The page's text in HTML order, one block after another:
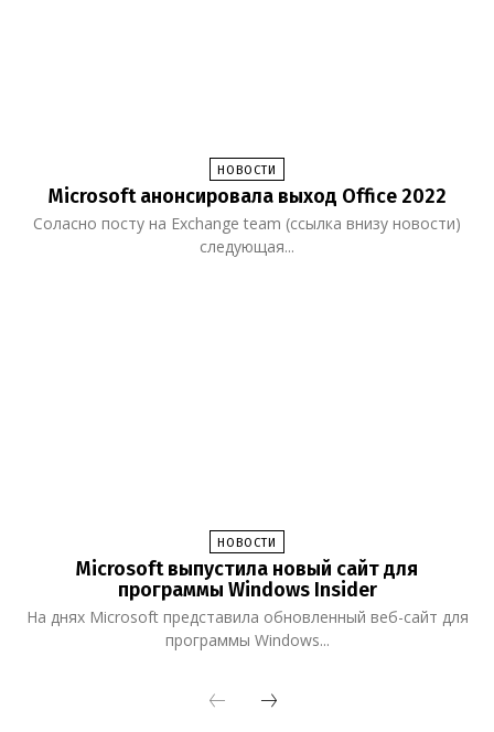
НОВОСТИ
Microsoft анонсировала выход Office 2022
Соласно посту на Exchange team (ссылка внизу новости)
следующая...
НОВОСТИ
Microsoft выпустила новый сайт для
программы Windows Insider
На днях Microsoft представила обновленный веб-сайт для
программы Windows...